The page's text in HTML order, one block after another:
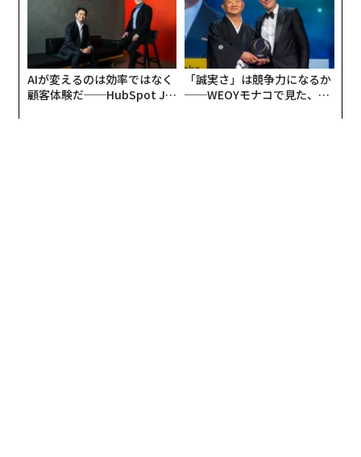
AIが変えるのは効率ではなく
顧客体験だ──HubSpot Ja
「誠実さ」は競争力になるか
──WEOYモナコで見た、く